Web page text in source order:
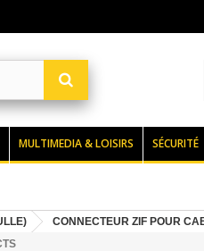
MULTIMEDIA & LOISIRS SÉCURITÉ
CONNECTEUR ZIF POUR